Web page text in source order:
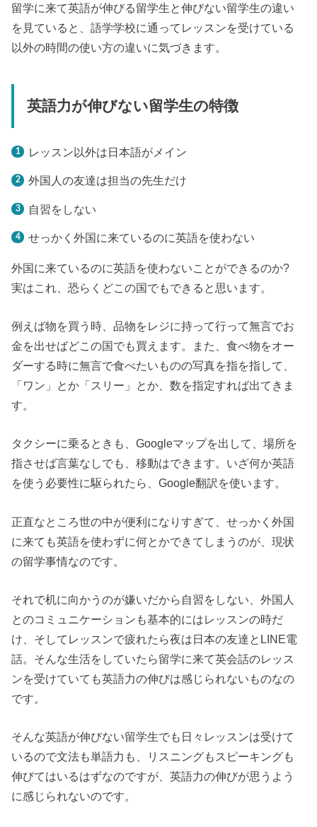
留学に来て英語が伸びる留学生と伸びない留学生の違い
を見ていると、語学学校に通ってレッスンを受けている
以外の時間の使い方の違いに気づきます。
英語力が伸びない留学生の特徴
レッスン以外は日本語がメイン
外国人の友達は担当の先生だけ
自習をしない
せっかく外国に来ているのに英語を使わない
外国に来ているのに英語を使わないことができるのか?
実はこれ、恐らくどこの国でもできると思います。
例えば物を買う時、品物をレジに持って行って無言でお
金を出せばどこの国でも買えます。また、食べ物をオー
ダーする時に無言で食べたいものの写真を指を指して、
「ワン」とか「スリー」とか、数を指定すれば出てきま
す。
タクシーに乗るときも、Googleマップを出して、場所を
指させば言葉なしでも、移動はできます。いざ何か英語
を使う必要性に駆られたら、Google翻訳を使います。
正直なところ世の中が便利になりすぎて、せっかく外国
に来ても英語を使わずに何とかできてしまうのが、現状
の留学事情なのです。
それで机に向かうのが嫌いだから自習をしない、外国人
とのコミュニケーションも基本的にはレッスンの時だ
け、そしてレッスンで疲れたら夜は日本の友達とLINE電
話。そんな生活をしていたら留学に来て英会話のレッス
ンを受けていても英語力の伸びは感じられないものなの
です。
そんな英語が伸びない留学生でも日々レッスンは受けて
いるので文法も単語力も、リスニングもスピーキングも
伸びてはいるはずなのですが、英語力の伸びが思うよう
に感じられないのです。